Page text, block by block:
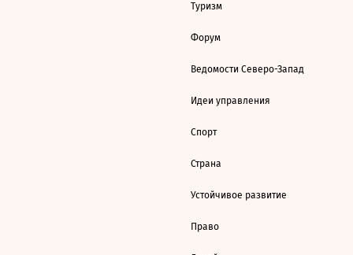
Туризм
Форум
Ведомости Северо-Запад
Идеи управления
Спорт
Страна
Устойчивое развитие
Право